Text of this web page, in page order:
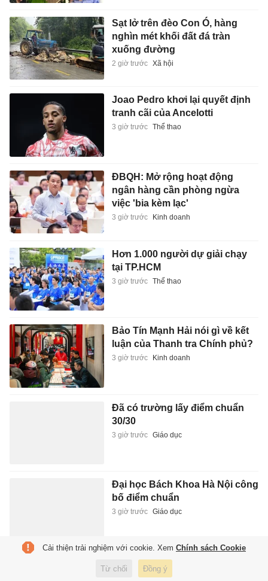
Sạt lở trên đèo Con Ó, hàng
nghìn mét khối đất đá tràn
xuống đường
2 giờ trước Xã hội
Joao Pedro khơi lại quyết định
tranh cãi của Ancelotti
3 giờ trước Thể thao
ĐBQH: Mở rộng hoạt động
ngân hàng cần phòng ngừa
việc 'bia kèm lạc'
3 giờ trước Kinh doanh
Hơn 1.000 người dự giải chạy
tại TP.HCM
3 giờ trước Thể thao
Bảo Tín Mạnh Hải nói gì về kết
luận của Thanh tra Chính phủ?
3 giờ trước Kinh doanh
Đã có trường lấy điểm chuẩn
30/30
3 giờ trước Giáo dục
Đại học Bách Khoa Hà Nội công
bố điểm chuẩn
3 giờ trước Giáo dục
Cao Bằng lại xảy ra động đất,
người dân cảm nhận rõ rung lắc
Cải thiện trải nghiệm với cookie. Xem Chính sách Cookie
Từ chối Đồng ý